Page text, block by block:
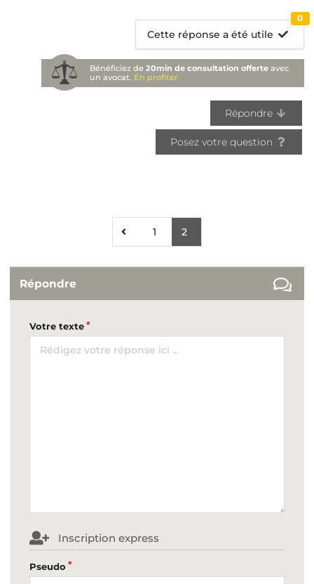
Cette réponse a été utile
0
Bénéficiez de20min de consultation offerte avec
un avocat. En profiter
Répondre
Posez votre question
1 2
Répondre
Votre texte
Inscription express
Pseudo